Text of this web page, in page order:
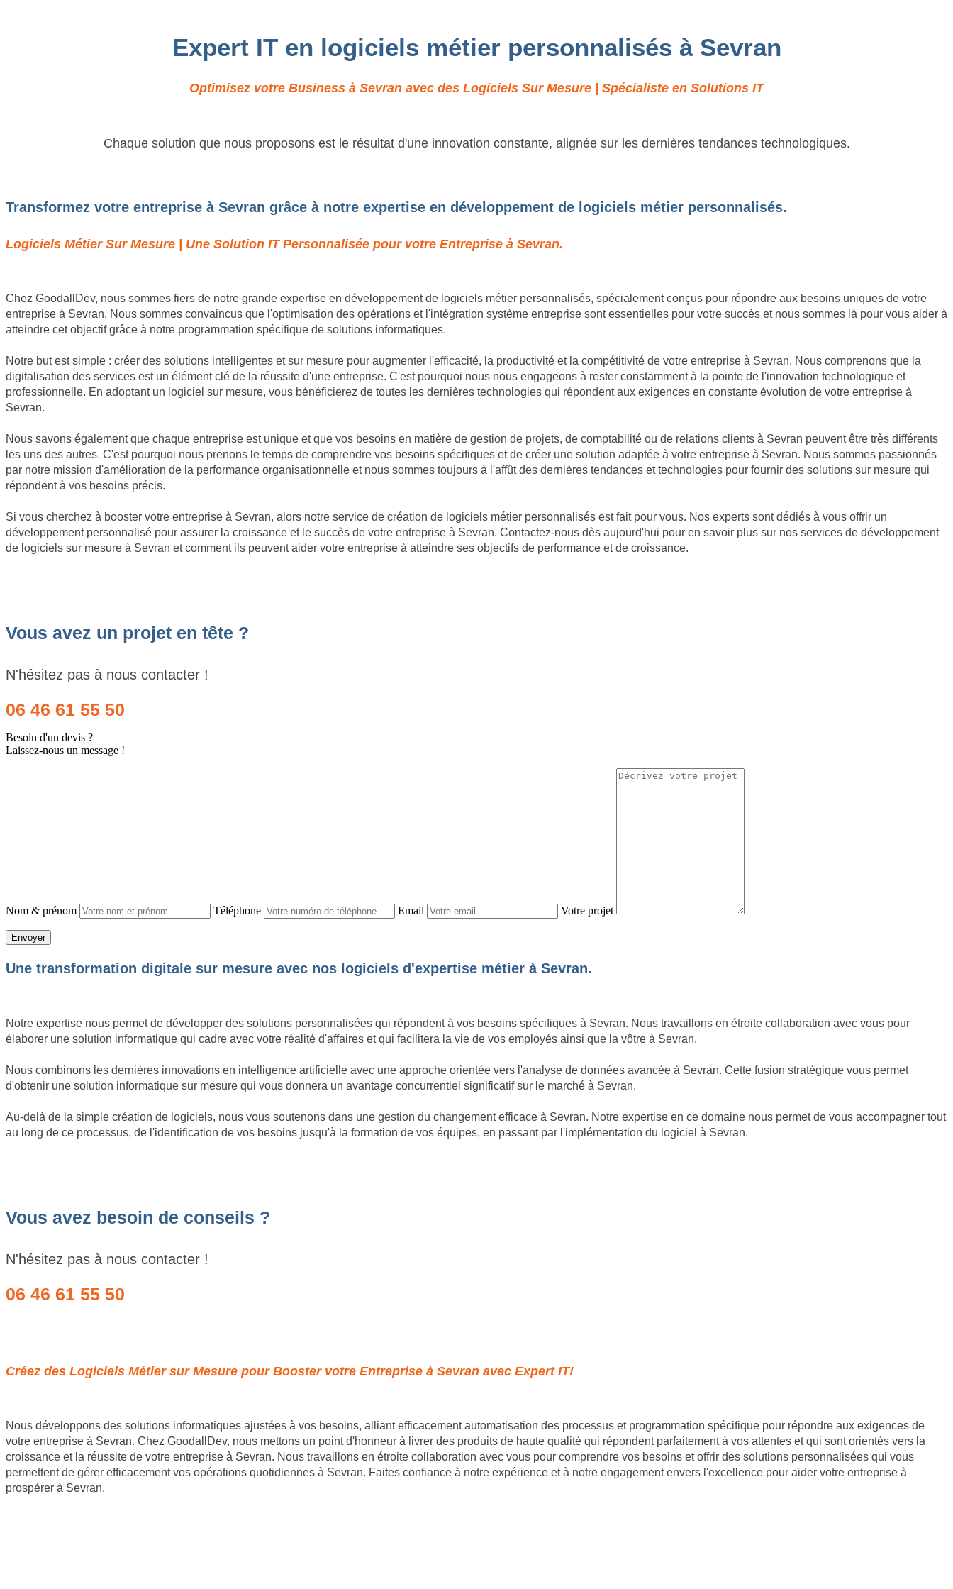
Expert IT en logiciels métier personnalisés à Sevran
Optimisez votre Business à Sevran avec des Logiciels Sur Mesure | Spécialiste en Solutions IT
Chaque solution que nous proposons est le résultat d'une innovation constante, alignée sur les dernières tendances technologiques.
Transformez votre entreprise à Sevran grâce à notre expertise en développement de logiciels métier personnalisés.
Logiciels Métier Sur Mesure | Une Solution IT Personnalisée pour votre Entreprise à Sevran.
Chez GoodallDev, nous sommes fiers de notre grande expertise en développement de logiciels métier personnalisés, spécialement conçus pour répondre aux besoins uniques de votre
entreprise à Sevran. Nous sommes convaincus que l'optimisation des opérations et l'intégration système entreprise sont essentielles pour votre succès et nous sommes là pour vous aider à
atteindre cet objectif grâce à notre programmation spécifique de solutions informatiques.
Notre but est simple : créer des solutions intelligentes et sur mesure pour augmenter l'efficacité, la productivité et la compétitivité de votre entreprise à Sevran. Nous comprenons que la
digitalisation des services est un élément clé de la réussite d'une entreprise. C'est pourquoi nous nous engageons à rester constamment à la pointe de l'innovation technologique et
professionnelle. En adoptant un logiciel sur mesure, vous bénéficierez de toutes les dernières technologies qui répondent aux exigences en constante évolution de votre entreprise à
Sevran.
Nous savons également que chaque entreprise est unique et que vos besoins en matière de gestion de projets, de comptabilité ou de relations clients à Sevran peuvent être très différents
les uns des autres. C'est pourquoi nous prenons le temps de comprendre vos besoins spécifiques et de créer une solution adaptée à votre entreprise à Sevran. Nous sommes passionnés
par notre mission d'amélioration de la performance organisationnelle et nous sommes toujours à l'affût des dernières tendances et technologies pour fournir des solutions sur mesure qui
répondent à vos besoins précis.
Si vous cherchez à booster votre entreprise à Sevran, alors notre service de création de logiciels métier personnalisés est fait pour vous. Nos experts sont dédiés à vous offrir un
développement personnalisé pour assurer la croissance et le succès de votre entreprise à Sevran. Contactez-nous dès aujourd'hui pour en savoir plus sur nos services de développement
de logiciels sur mesure à Sevran et comment ils peuvent aider votre entreprise à atteindre ses objectifs de performance et de croissance.
Vous avez un projet en tête ?
N'hésitez pas à nous contacter !
06 46 61 55 50
Besoin d'un devis ?
Laissez-nous un message !
Nom & prénom Téléphone Email Votre projet
Une transformation digitale sur mesure avec nos logiciels d'expertise métier à Sevran.
Notre expertise nous permet de développer des solutions personnalisées qui répondent à vos besoins spécifiques à Sevran. Nous travaillons en étroite collaboration avec vous pour
élaborer une solution informatique qui cadre avec votre réalité d'affaires et qui facilitera la vie de vos employés ainsi que la vôtre à Sevran.
Nous combinons les dernières innovations en intelligence artificielle avec une approche orientée vers l'analyse de données avancée à Sevran. Cette fusion stratégique vous permet
d'obtenir une solution informatique sur mesure qui vous donnera un avantage concurrentiel significatif sur le marché à Sevran.
Au-delà de la simple création de logiciels, nous vous soutenons dans une gestion du changement efficace à Sevran. Notre expertise en ce domaine nous permet de vous accompagner tout
au long de ce processus, de l'identification de vos besoins jusqu'à la formation de vos équipes, en passant par l'implémentation du logiciel à Sevran.
Vous avez besoin de conseils ?
N'hésitez pas à nous contacter !
06 46 61 55 50
Créez des Logiciels Métier sur Mesure pour Booster votre Entreprise à Sevran avec Expert IT!
Nous développons des solutions informatiques ajustées à vos besoins, alliant efficacement automatisation des processus et programmation spécifique pour répondre aux exigences de
votre entreprise à Sevran. Chez GoodallDev, nous mettons un point d'honneur à livrer des produits de haute qualité qui répondent parfaitement à vos attentes et qui sont orientés vers la
croissance et la réussite de votre entreprise à Sevran. Nous travaillons en étroite collaboration avec vous pour comprendre vos besoins et offrir des solutions personnalisées qui vous
permettent de gérer efficacement vos opérations quotidiennes à Sevran. Faites confiance à notre expérience et à notre engagement envers l'excellence pour aider votre entreprise à
prospérer à Sevran.